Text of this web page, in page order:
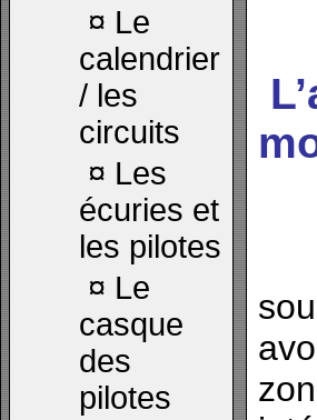
¤ Le
calendrier
/ les
circuits
¤ Les
écuries et
les pilotes
¤ Le
casque
des
pilotes